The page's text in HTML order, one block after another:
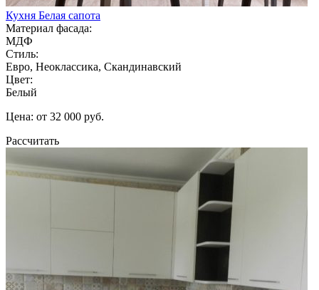
Кухня Белая сапота
Материал фасада:
МДФ
Стиль:
Евро, Неоклассика, Скандинавский
Цвет:
Белый
Цена: от 32 000 руб.
Рассчитать